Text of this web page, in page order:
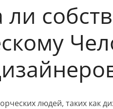
ли
людей, таких как